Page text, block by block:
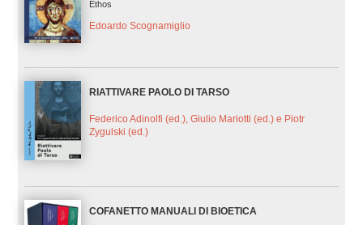
Ethos
Edoardo Scognamiglio
RIATTIVARE PAOLO DI TARSO
Federico Adinolfi (ed.), Giulio Mariotti (ed.) e Piotr
Zygulski (ed.)
COFANETTO MANUALI DI BIOETICA